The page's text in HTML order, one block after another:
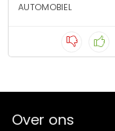
AUTOMOBIEL
Over ons